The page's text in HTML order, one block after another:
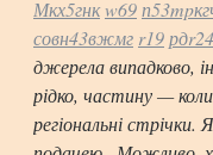
Мкх5гнкw69п53mpкг
совн43вжмг r19рдr24
джерела випадково,
рідко, частину —
регіональні